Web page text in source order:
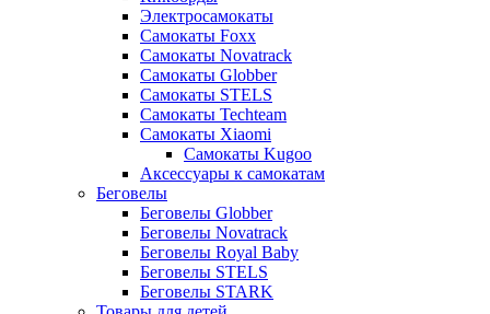
Электросамокаты
Самокаты Foxx
Самокаты Novatrack
Самокаты Globber
Самокаты STELS
Самокаты Techteam
Самокаты Xiaomi
Самокаты Kugoo
Аксессуары к самокатам
Беговелы
Беговелы Globber
Беговелы Novatrack
Беговелы Royal Baby
Беговелы STELS
Беговелы STARK